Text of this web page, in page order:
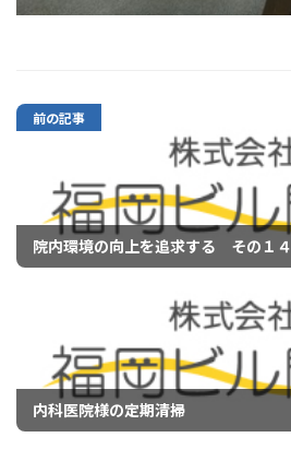
前の記事
院内環境の向上を追求する その１４
内科医院様の定期清掃